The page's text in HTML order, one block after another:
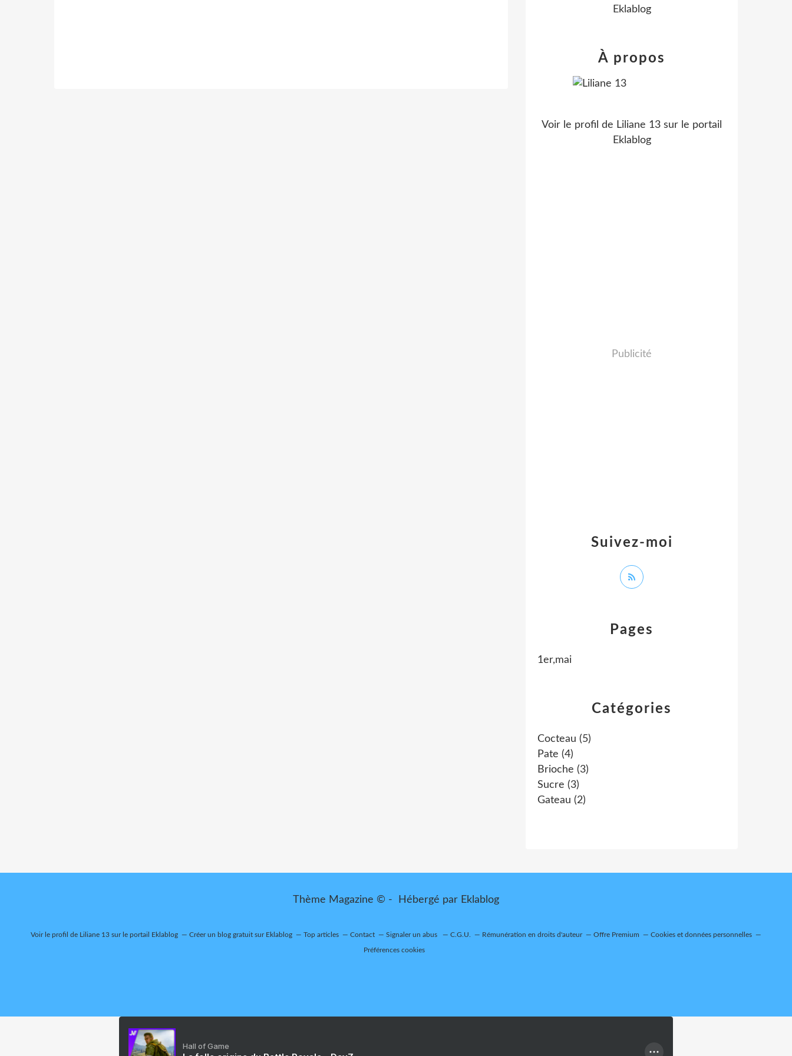
Catégories
Cocteau (5)
Pate (4)
Brioche (3)
Sucre (3)
Gateau (2)
Pages
1er,mai
Eklablog
Suivez-moi
À propos
Voir le profil de Liliane 13 sur le portail
Eklablog
Publicité
Thème Magazine © - Hébergé par Eklablog
Voir le profil de Liliane 13 sur le portail Eklablog Créer un blog gratuit sur Eklablog Top articles Contact Signaler un abus C.G.U. Rémunération en droits d'auteur Offre Premium Cookies et données personnelles
Préférences cookies
Hall of Game